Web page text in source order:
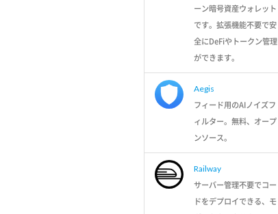
ーン暗号資産ウォレット
です。拡張機能不要で安
全にDeFiやトークン管理
ができます。
Aegis
フィード用のAIノイズフ
ィルター。無料、オープ
ンソース。
Railway
サーバー管理不要でコー
ドをデプロイできる、モ